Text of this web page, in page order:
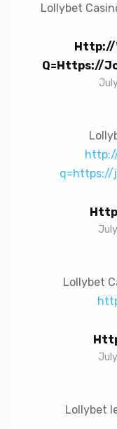
Lollybet
Http://
Q=https://
q=https://
Lollybet
Lollybet